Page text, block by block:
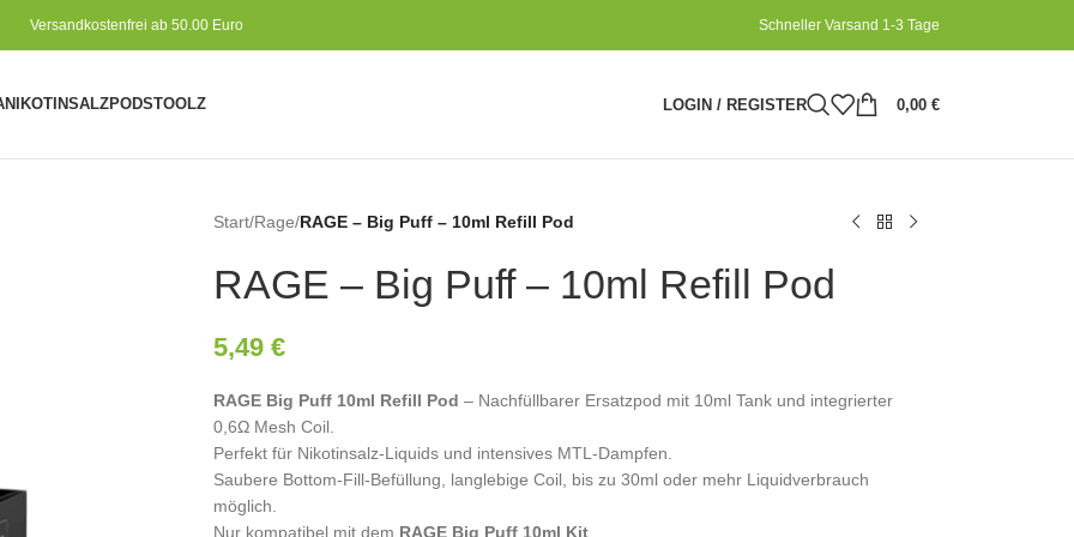
Versandkostenfrei ab 50.00 Euro Schneller Varsand 1-3 Tage
NIKOTINSALZPODSTOOLZ LOGIN / REGISTER 0,00 €
Start/Rage/RAGE – Big Puff – 10ml Refill Pod
RAGE – Big Puff – 10ml Refill Pod
5,49 €
RAGE Big Puff 10ml Refill Pod – Nachfüllbarer Ersatzpod mit 10ml Tank und integrierter
0,6Ω Mesh Coil.
Perfekt für Nikotinsalz-Liquids und intensives MTL-Dampfen.
Saubere Bottom-Fill-Befüllung, langlebige Coil, bis zu 30ml oder mehr Liquidverbrauch
möglich.
Nur kompatibel mit dem RAGE Big Puff 10ml Kit.